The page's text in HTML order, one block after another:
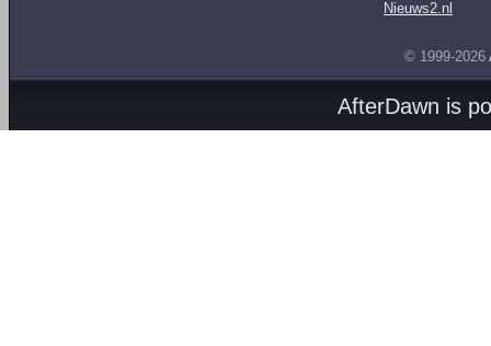
Nieuws2.nl
© 1999-2026
AfterDawn is